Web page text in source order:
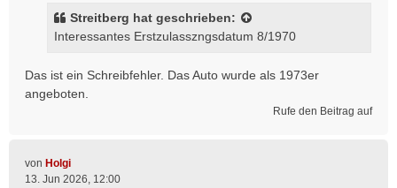
Streitberg hat geschrieben:
Interessantes Erstzulasszngsdatum 8/1970
Das ist ein Schreibfehler. Das Auto wurde als 1973er
angeboten.
Rufe den Beitrag auf
von Holgi
13. Jun 2026, 12:00